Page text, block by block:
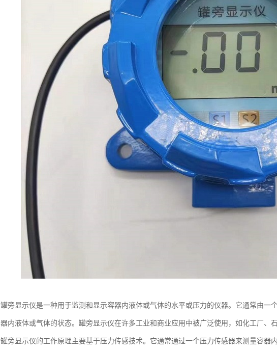
罐旁显示仪是一种用于监测和显示容器内液体或气体的水平或压力的仪器。它通常由一
器内液体或气体的状态。罐旁显示仪在许多工业和商业应用中被广泛使用，如化工厂、
罐旁显示仪的工作原理主要基于压力传感技术。它通常通过一个压力传感器来测量容器